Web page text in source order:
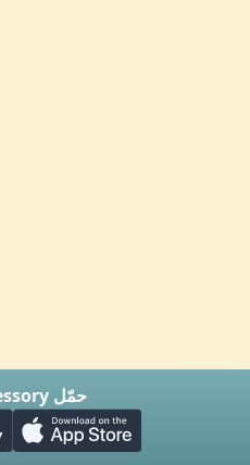
حمّل Professory الآن